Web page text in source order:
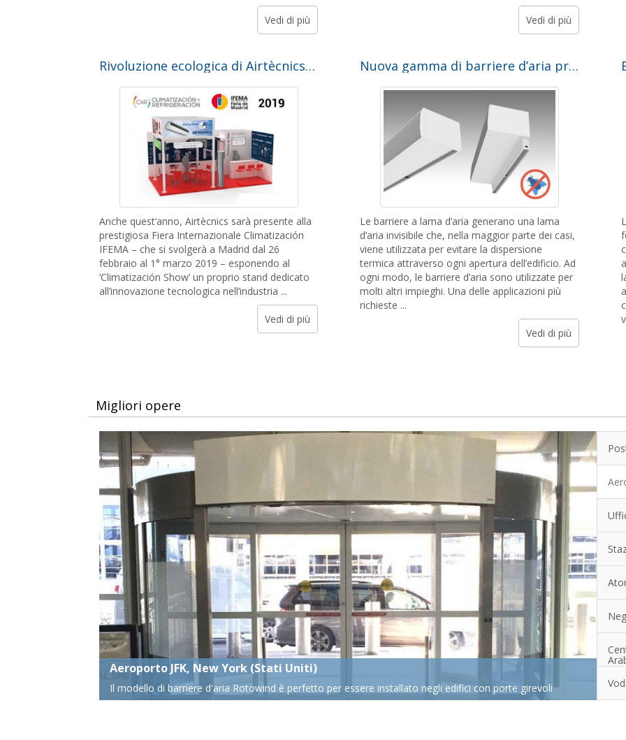
Vedi di più Vedi di più
Rivoluzione ecologica di Airtècnics alla Fiera Internazionale Climatización IFEMA
Anche quest’anno, Airtècnics sarà presente alla
prestigiosa Fiera Internazionale Climatización
IFEMA – che si svolgerà a Madrid dal 26
febbraio al 1° marzo 2019 – esponendo al
‘Climatización Show’ un proprio stand dedicato
all’innovazione tecnologica nell’industria ...
Vedi di più
Nuova gamma di barriere d’aria progettate per impedire l’accesso degli insetti
Le barriere a lama d’aria generano una lama
d’aria invisibile che, nella maggior parte dei casi,
viene utilizzata per evitare la dispersione
termica attraverso ogni apertura dell’edificio. Ad
ogni modo, le barriere d’aria sono utilizzate per
molti altri impieghi. Una delle applicazioni più
richieste ...
Vedi di più
Migliori opere
Ufficio nazionale Audit, Londra (Regno Unito)
Barriere d'aria Multiple Rund rifinite in acciaio inossidabile sono state installate orizzontalmente